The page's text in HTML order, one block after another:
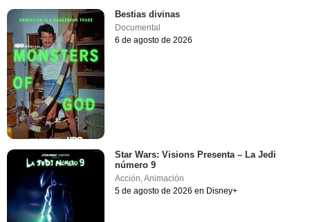
Bestias divinas
Documental
6 de agosto de 2026
Star Wars: Visions Presenta – La Jedi
número 9
Acción,Animación
5 de agosto de 2026 en Disney+